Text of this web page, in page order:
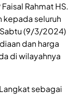
Rahmat HS.
kepada seluruh
(9/3/2024)
dan harga
di wilayahnya
sebagai